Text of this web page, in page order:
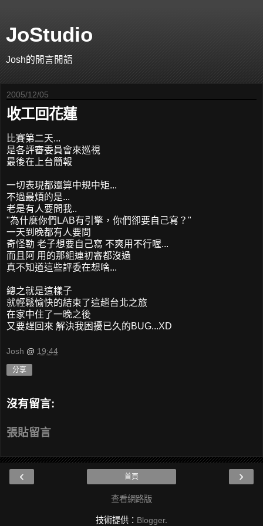
JoStudio
Josh的閒言閒語
2005/12/05
收工回花蓮
比賽第二天...
是各評審委員會來巡視
最後在上台簡報
一切表現都還算中規中矩...
不過最煩的是...
老是有人要問我..
"為什麼你們LAB有引擎，你們卻要自己寫？"
一天到晚都有人要問
奇怪勒 老子想要自己寫 不爽用不行喔...
而且阿 用的那組連初審都沒過
真不知道這些評委在想啥...
總之就是這樣子
就輕鬆愉快的結束了這趟台北之旅
在家中住了一晚之後
又要趕回來 解決我困擾已久的BUG...XD
Josh @ 19:44
分享
沒有留言:
張貼留言
‹ ›
首頁
查看網路版
技術提供： Blogger.